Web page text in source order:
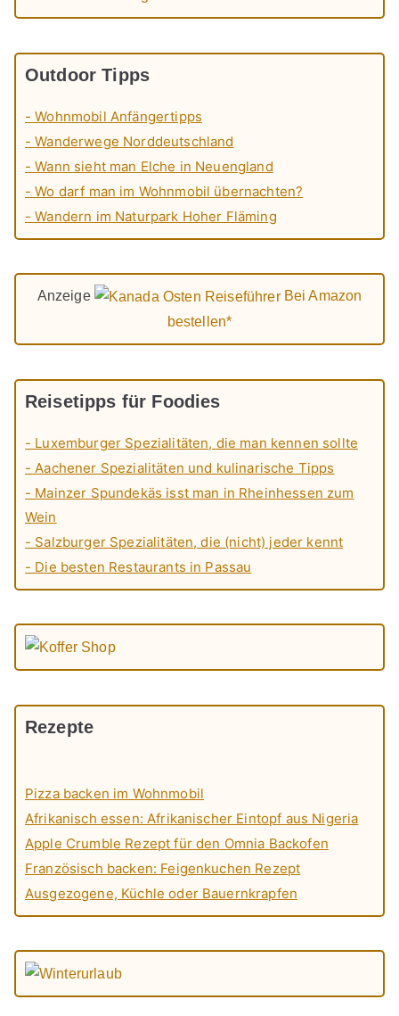
Outdoor Tipps
- Wohnmobil Anfängertipps
- Wanderwege Norddeutschland
- Wann sieht man Elche in Neuengland
- Wo darf man im Wohnmobil übernachten?
- Wandern im Naturpark Hoher Fläming
Anzeige
Bei Amazon
bestellen*
Reisetipps für Foodies
- Luxemburger Spezialitäten, die man kennen sollte
- Aachener Spezialitäten und kulinarische Tipps
- Mainzer Spundekäs isst man in Rheinhessen zum
Wein
- Salzburger Spezialitäten, die (nicht) jeder kennt
- Die besten Restaurants in Passau
Rezepte
Pizza backen im Wohnmobil
Afrikanisch essen: Afrikanischer Eintopf aus Nigeria
Apple Crumble Rezept für den Omnia Backofen
Französisch backen: Feigenkuchen Rezept
Ausgezogene, Küchle oder Bauernkrapfen